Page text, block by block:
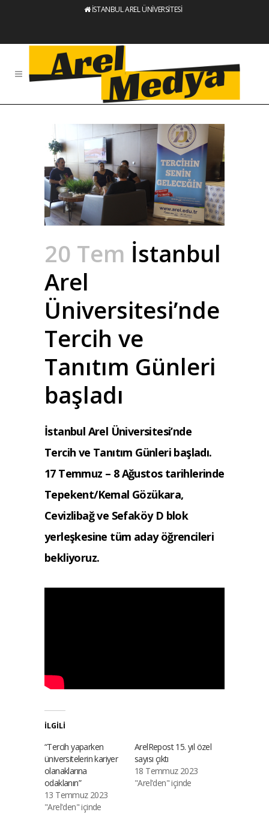
İSTANBUL AREL ÜNİVERSİTESİ
20 Tem İstanbul
Arel
Üniversitesi’nde
Tercih ve
Tanıtım Günleri
başladı
İstanbul Arel Üniversitesi’nde
Tercih ve Tanıtım Günleri başladı.
17 Temmuz – 8 Ağustos tarihlerinde
Tepekent/Kemal Gözükara,
Cevizlibağ ve Sefaköy D blok
yerleşkesine tüm aday öğrencileri
bekliyoruz.
İLGILI
“Tercih yaparken
üniversitelerin kariyer
olanaklarına
odaklanın”
13 Temmuz 2023
"Arel'den" içinde
ArelRepost 15. yıl özel
sayısı çıktı
18 Temmuz 2023
"Arel'den" içinde